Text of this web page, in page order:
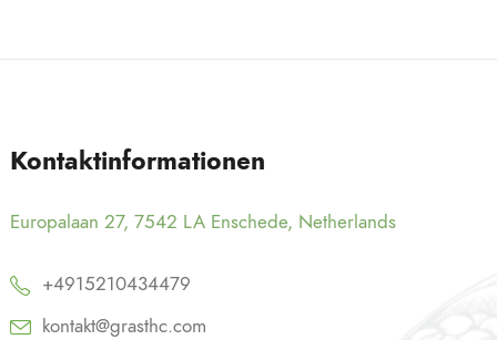
Kontaktinformationen
Europalaan 27, 7542 LA Enschede, Netherlands
+4915210434479
kontakt@grasthc.com